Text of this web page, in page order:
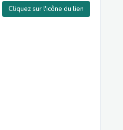
Cliquez sur l'icône du lien